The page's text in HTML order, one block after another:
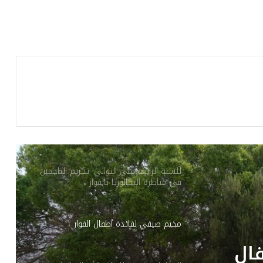
فيروس ‘هانتا’
للسنة الرابعة على التوالي: تكريم الناجحين
في مناظرة البكالوريا بالفوار
مخيم صيفي لفائدة أطفال الفوار